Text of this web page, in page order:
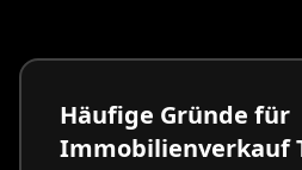
Häufige Gründe für
Immobilienverkauf